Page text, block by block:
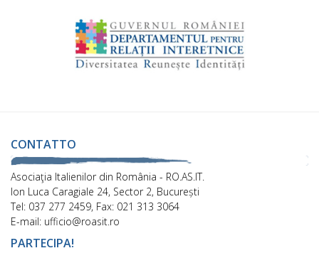
CONTATTO
Asociaţia Italienilor din România - RO.AS.IT.
Ion Luca Caragiale 24, Sector 2, București
Tel: 037 277 2459, Fax: 021 313 3064
E-mail: ufficio@roasit.ro
PARTECIPA!